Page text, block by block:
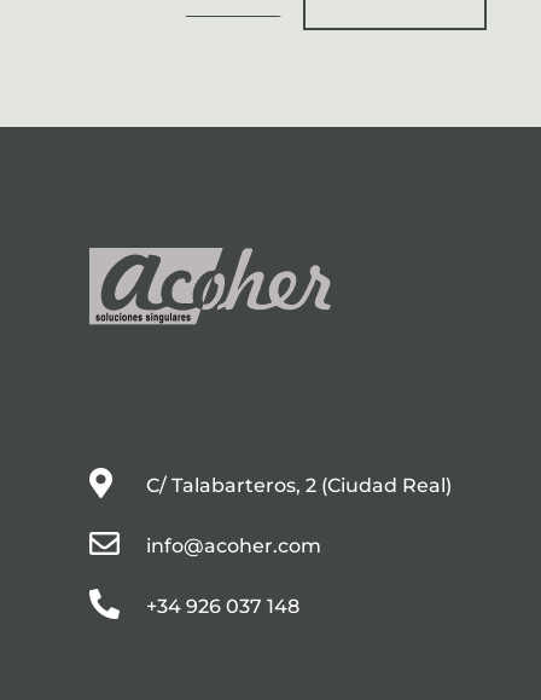
 C/ Talabarteros, 2 (Ciudad Real)
 info@acoher.com
 +34 926 037 148